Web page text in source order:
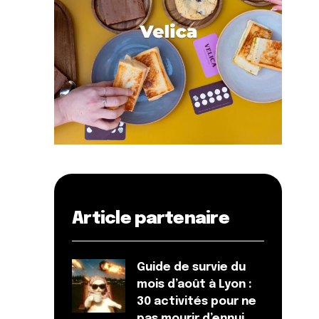
Article partenaire
Guide de survie du
mois d’août à Lyon :
30 activités pour ne